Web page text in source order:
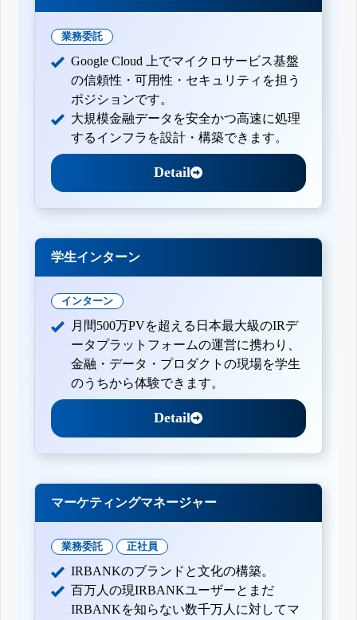
業務委託
Google Cloud 上でマイクロサービス基盤
の信頼性・可用性・セキュリティを担う
ポジションです。
大規模金融データを安全かつ高速に処理
するインフラを設計・構築できます。
Detail
学生インターン
インターン
月間500万PVを超える日本最大級のIRデ
ータプラットフォームの運営に携わり、
金融・データ・プロダクトの現場を学生
のうちから体験できます。
Detail
マーケティングマネージャー
業務委託 正社員
IRBANKのブランドと文化の構築。
百万人の現IRBANKユーザーとまだ
IRBANKを知らない数千万人に対してマ